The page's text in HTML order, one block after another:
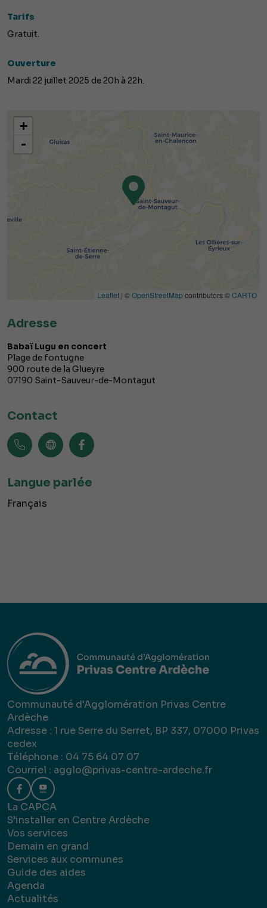
Tarifs
Gratuit.
Ouverture
Mardi 22 juillet 2025 de 20h à 22h.
+
-
Leaflet | ©OpenStreetMap contributors ©CARTO
Adresse
Babaï Lugu en concert
Plage de fontugne
900 route de la Glueyre
07190 Saint-Sauveur-de-Montagut
Contact
Langue parlée
Français
Communauté d'Agglomération Privas Centre
Ardèche
Adresse : 1 rue Serre du Serret, BP 337, 07000 Privas
cedex
Téléphone : 04 75 64 07 07
Courriel : agglo@privas-centre-ardeche.fr
La CAPCA
S’installer en Centre Ardèche
Vos services
Demain en grand
Services aux communes
Guide des aides
Agenda
Actualités